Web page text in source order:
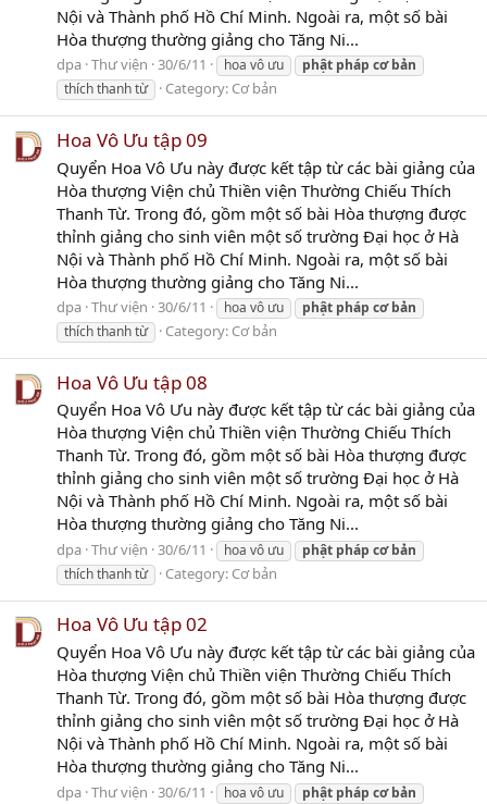
Nội và Thành phố Hồ Chí Minh. Ngoài ra, một số bài
Hòa thượng thường giảng cho Tăng Ni...
dpa Thư viện 30/6/11 hoa vô ưu phật pháp cơ bản
thích thanh từ
Category: Cơ bản
Hoa Vô Ưu tập 09
Quyển Hoa Vô Ưu này được kết tập từ các bài giảng của
Hòa thượng Viện chủ Thiền viện Thường Chiếu Thích
Thanh Từ. Trong đó, gồm một số bài Hòa thượng được
thỉnh giảng cho sinh viên một số trường Đại học ở Hà
Nội và Thành phố Hồ Chí Minh. Ngoài ra, một số bài
Hòa thượng thường giảng cho Tăng Ni...
dpa Thư viện 30/6/11 hoa vô ưu phật pháp cơ bản
thích thanh từ
Category: Cơ bản
Hoa Vô Ưu tập 08
Quyển Hoa Vô Ưu này được kết tập từ các bài giảng của
Hòa thượng Viện chủ Thiền viện Thường Chiếu Thích
Thanh Từ. Trong đó, gồm một số bài Hòa thượng được
thỉnh giảng cho sinh viên một số trường Đại học ở Hà
Nội và Thành phố Hồ Chí Minh. Ngoài ra, một số bài
Hòa thượng thường giảng cho Tăng Ni...
dpa Thư viện 30/6/11 hoa vô ưu phật pháp cơ bản
thích thanh từ
Category: Cơ bản
Hoa Vô Ưu tập 02
Quyển Hoa Vô Ưu này được kết tập từ các bài giảng của
Hòa thượng Viện chủ Thiền viện Thường Chiếu Thích
Thanh Từ. Trong đó, gồm một số bài Hòa thượng được
thỉnh giảng cho sinh viên một số trường Đại học ở Hà
Nội và Thành phố Hồ Chí Minh. Ngoài ra, một số bài
Hòa thượng thường giảng cho Tăng Ni...
dpa Thư viện 30/6/11 hoa vô ưu phật pháp cơ bản